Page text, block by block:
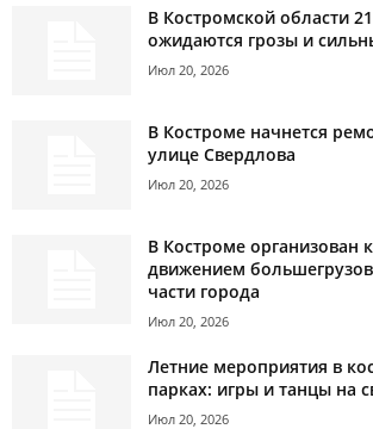
В Костромской области
ожидаются грозы и
Июл 20, 2026
В Костроме начнется
улице Свердлова
Июл 20, 2026
В Костроме организован
движением
части города
Июл 20, 2026
Летние мероприятия в
парках: игры и танцы на
Июл 20, 2026